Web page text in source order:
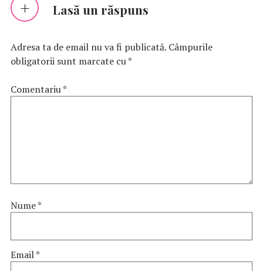
Lasă un răspuns
Adresa ta de email nu va fi publicată. Câmpurile
obligatorii sunt marcate cu*
Comentariu*
Nume*
Email*